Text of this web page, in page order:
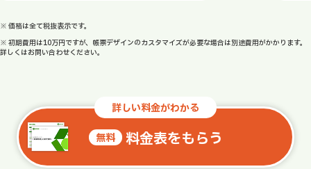
※ 価格は全て税抜表示です。
※ 初期費用は10万円ですが、帳票デザインのカスタマイズが必要な場合は別途費用がかかります。
詳しくはお問い合わせください。
詳しい料金がわかる
無料 料金表をもらう